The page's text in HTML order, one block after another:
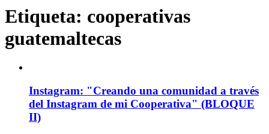
Etiqueta: cooperativas
guatemaltecas
Instagram: "Creando una comunidad a través
del Instagram de mi Cooperativa" (BLOQUE
II)